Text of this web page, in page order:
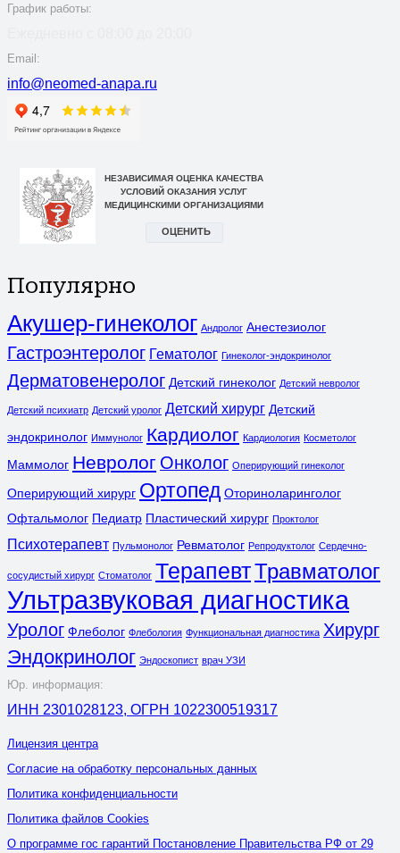
График работы:
Email:
info@neomed-anapa.ru
Популярно
Акушер-гинеколог Андролог Анестезиолог
Гастроэнтеролог Гематолог Гинеколог-эндокринолог
Дерматовенеролог Детский гинеколог Детский невролог
Детский психиатр Детский уролог Детский хирург Детский
эндокринолог Иммунолог Кардиолог Кардиология Косметолог
Маммолог Невролог Онколог Оперирующий гинеколог
Оперирующий хирург Ортопед Оториноларинголог
Офтальмолог Педиатр Пластический хирург Проктолог
Психотерапевт Пульмонолог Ревматолог Репродуктолог Сердечно-
сосудистый хирург Стоматолог ТерапевтТравматолог
Ультразвуковая диагностика
Уролог Флеболог Флебология Функциональная диагностика Хирург
Эндокринолог Эндоскопист врач УЗИ
Юр. информация:
ИНН 2301028123, ОГРН 1022300519317
Лицензия центра
Согласие на обработку персональных данных
Политика конфиденциальности
Политика файлов Cookies
О программе гос гарантий Постановление Правительства РФ от 29